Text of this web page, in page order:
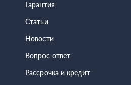
Гарантия
Статьи
Новости
Вопрос-ответ
Рассрочка и кредит